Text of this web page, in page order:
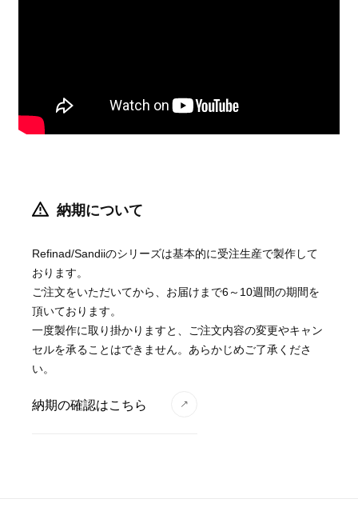
納期について
Refinad/Sandiiのシリーズは基本的に受注生産で製作して
おります。
ご注文をいただいてから、お届けまで6～10週間の期間を
頂いております。
一度製作に取り掛かりますと、ご注文内容の変更やキャン
セルを承ることはできません。あらかじめご了承くださ
い。
納期の確認はこちら